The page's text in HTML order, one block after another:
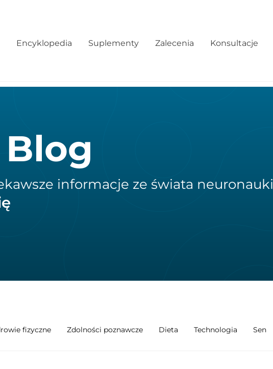
Encyklopedia Suplementy Zalecenia Konsultacje
informacje ze świata neuronauki
fizyczne Zdolności poznawcze Dieta Technologia Sen